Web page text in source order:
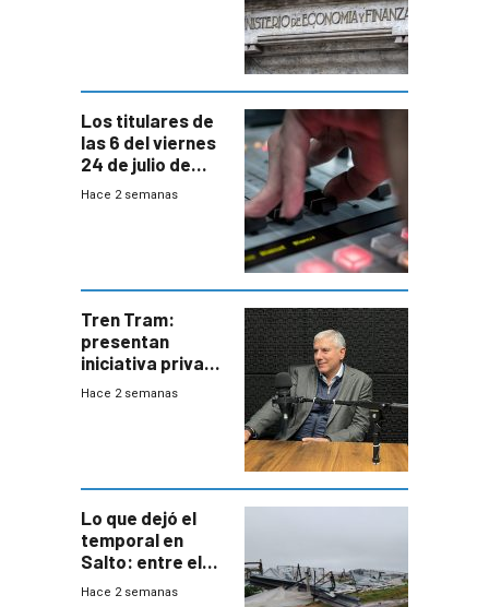
Los titulares de
las 6 del viernes
24 de julio de
2026
Hace 2 semanas
Tren Tram:
presentan
iniciativa privada
para una red de
Hace 2 semanas
Lo que dejó el
temporal en
Salto: entre el
impacto
Hace 2 semanas